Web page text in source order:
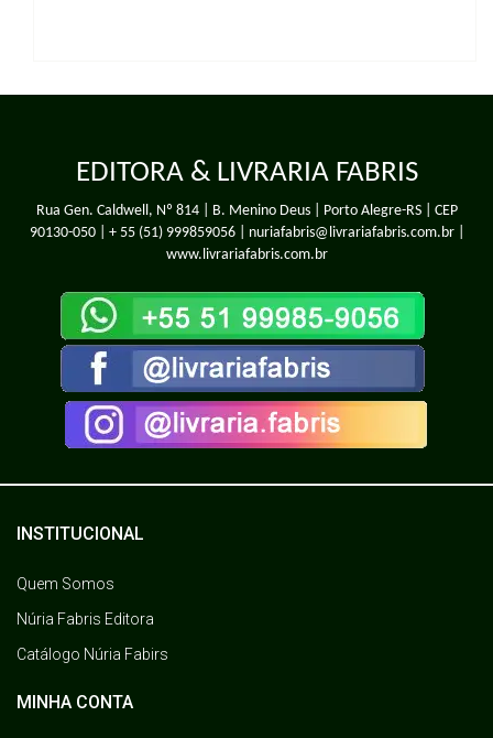
EDITORA & LIVRARIA FABRIS
Rua Gen. Caldwell, Nº 814 | B. Menino Deus | Porto Alegre-RS | CEP
90130-050 | + 55 (51) 999859056| nuriafabris@livrariafabris.com.br |
www.livrariafabris.com.br
INSTITUCIONAL
Quem Somos
Núria Fabris Editora
Catálogo Núria Fabirs
MINHA CONTA